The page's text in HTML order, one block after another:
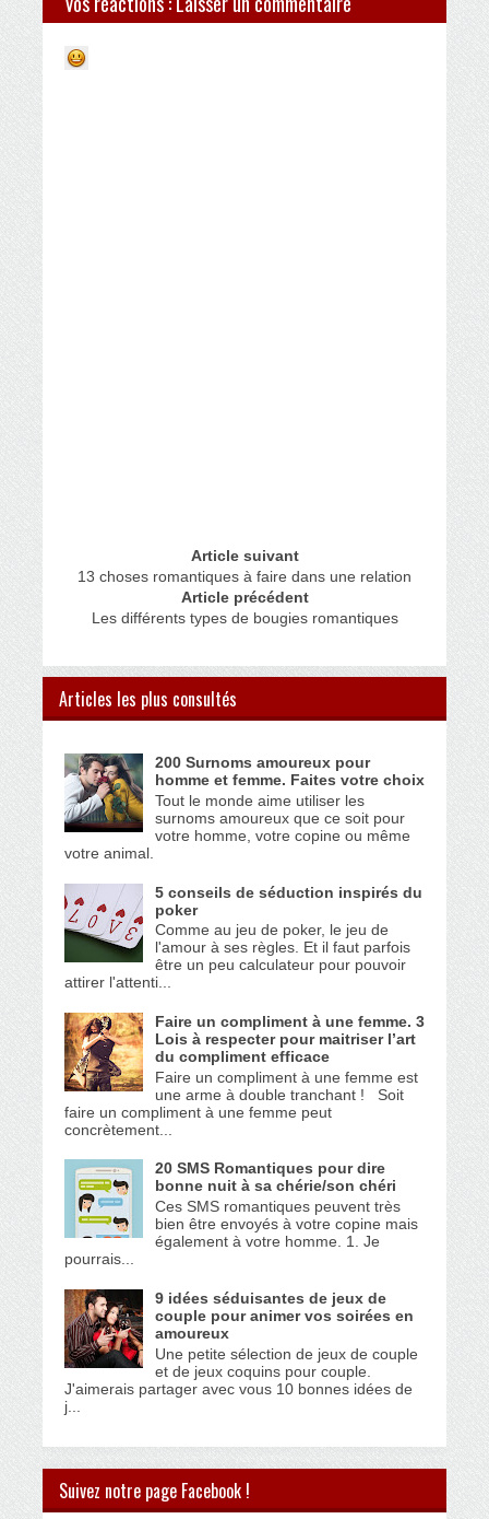
Article suivant
13 choses romantiques à faire dans une relation
Article précédent
Les différents types de bougies romantiques
Articles les plus consultés
200 Surnoms amoureux pour
homme et femme. Faites votre choix
Tout le monde aime utiliser les
surnoms amoureux que ce soit pour
votre homme, votre copine ou même
votre animal.
5 conseils de séduction inspirés du
poker
Comme au jeu de poker, le jeu de
l'amour à ses règles. Et il faut parfois
être un peu calculateur pour pouvoir
attirer l'attenti...
Faire un compliment à une femme. 3
Lois à respecter pour maitriser l’art
du compliment efficace
Faire un compliment à une femme est
une arme à double tranchant ! Soit
faire un compliment à une femme peut
concrètement...
20 SMS Romantiques pour dire
bonne nuit à sa chérie/son chéri
Ces SMS romantiques peuvent très
bien être envoyés à votre copine mais
également à votre homme. 1. Je
pourrais...
9 idées séduisantes de jeux de
couple pour animer vos soirées en
amoureux
Une petite sélection de jeux de couple
et de jeux coquins pour couple.
J'aimerais partager avec vous 10 bonnes idées de
j...
Suivez notre page Facebook !